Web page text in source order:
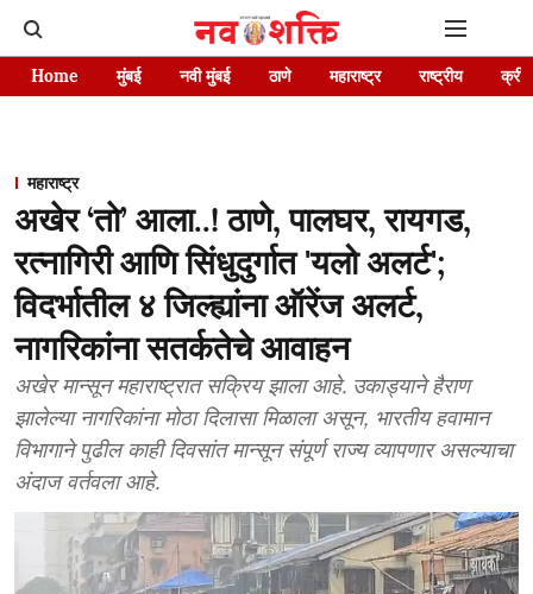
Home मुंबई नवी मुंबई ठाणे महाराष्ट्र राष्ट्रीय
महाराष्ट्र
अखेर ‘ताे’ आला..! ठाणे, पालघर, रायगड,
रत्नागिरी आणि सिंधुदुर्गात 'यलो अलर्ट';
विदर्भातील ४ जिल्ह्यांना ऑरेंज अलर्ट,
नागरिकांना सतर्कतेचे आवाहन
अखेर मान्सून महाराष्ट्रात सक्रिय झाला आहे. उकाड्याने हैराण
झालेल्या नागरिकांना मोठा दिलासा मिळाला असून, भारतीय हवामान
विभागाने पुढील काही दिवसांत मान्सून संपूर्ण राज्य व्यापणार असल्याचा
अंदाज वर्तवला आहे.